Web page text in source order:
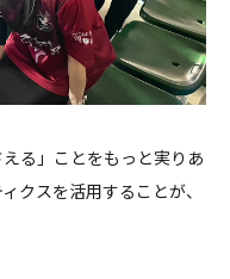
る」ことをもっと実りあ
クスを活用することが、